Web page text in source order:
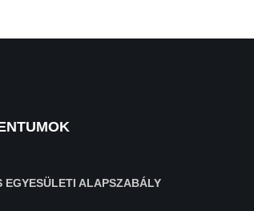
EGYESÜLETI ALAPSZABÁLY